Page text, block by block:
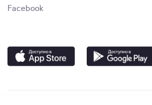
Facebook